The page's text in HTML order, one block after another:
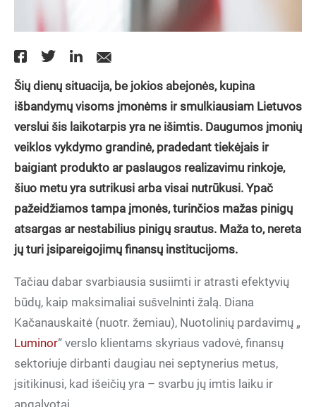
Šių dienų situacija, be jokios abejonės, kupina
išbandymų visoms įmonėms ir smulkiausiam Lietuvos
verslui šis laikotarpis yra ne išimtis. Daugumos įmonių
veiklos vykdymo grandinė, pradedant tiekėjais ir
baigiant produkto ar paslaugos realizavimu rinkoje,
šiuo metu yra sutrikusi arba visai nutrūkusi. Ypač
pažeidžiamos tampa įmonės, turinčios mažas pinigų
atsargas ar nestabilius pinigų srautus. Maža to, nereta
jų turi įsipareigojimų finansų institucijoms.
Tačiau dabar svarbiausia susiimti ir atrasti efektyvių
būdų, kaip maksimaliai sušvelninti žalą. Diana
Kačanauskaitė (nuotr. žemiau), Nuotolinių pardavimų „
Luminor“ verslo klientams skyriaus vadovė, finansų
sektoriuje dirbanti daugiau nei septynerius metus,
įsitikinusi, kad išeičių yra – svarbu jų imtis laiku ir
apgalvotai.